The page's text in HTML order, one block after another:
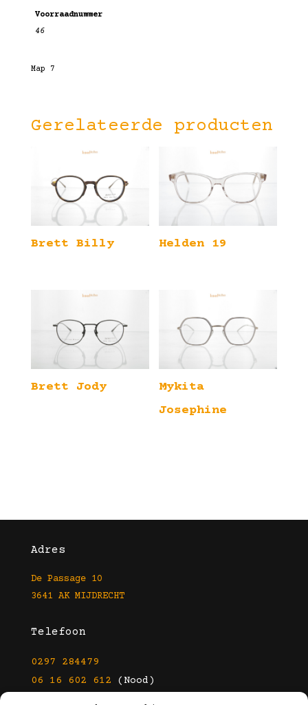
Voorraadnummer
46
Map 7
Gerelateerde producten
Brett Billy Helden 19
Brett Jody
Mykita
Josephine
Adres
De Passage 10
3641 AK MIJDRECHT
Telefoon
0297 284479
06 16 602 612 (Nood)